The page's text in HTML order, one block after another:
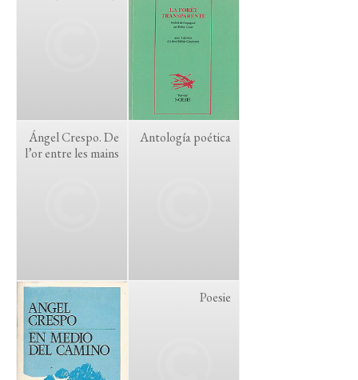
Ángel Crespo. De
l’or entre les mains
Antología poética
Poesie